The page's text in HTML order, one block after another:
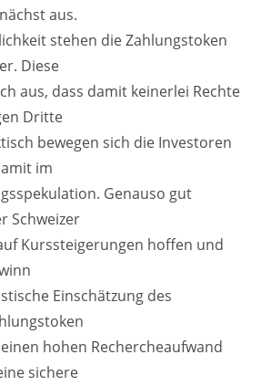
aus.
stehen die Zahlungstoken
Diese
aus, dass damit keinerlei Rechte
Dritte
bewegen sich die Investoren
im
Genauso gut
Schweizer
Kurssteigerungen hoffen und
Einschätzung des
hohen Rechercheaufwand
sichere